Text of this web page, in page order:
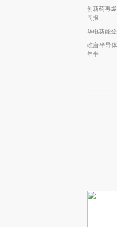
创新药再
周报
华电新能
屹唐半导
年半